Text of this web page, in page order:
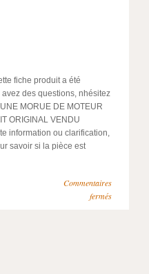
fiche produit a été
des questions, nhésitez
MORUE DE MOTEUR
ORIGINAL VENDU
information ou clarification,
savoir si la pièce est
Commentaires
fermés